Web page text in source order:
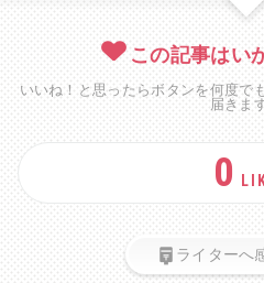
この記事はい
いいね！と思ったらボタンを何度で
届きま
0
ライターへ